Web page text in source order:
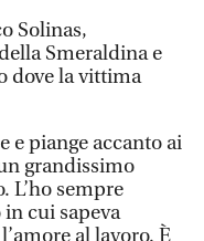
Solinas,
Smeraldina e
dove la vittima
e piange accanto ai
grandissimo
L’ho sempre
cui sapeva
al lavoro. È